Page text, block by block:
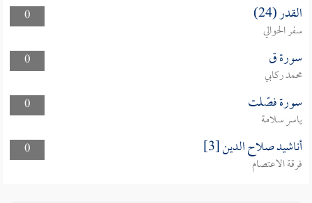
0
القدر (24)
سفر الحوالي
0
سورة ق
محمد ركابي
0
سورة فصّلت
ياسر سلامة
0
أناشيد صلاح الدين [3]
فرقة الاعتصام